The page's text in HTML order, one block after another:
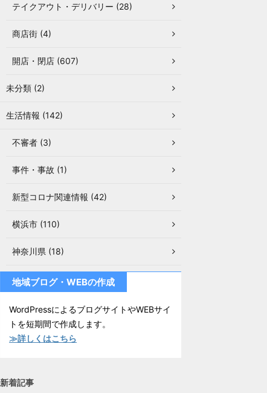
テイクアウト・デリバリー (28)
商店街 (4)
開店・閉店 (607)
未分類 (2)
生活情報 (142)
不審者 (3)
事件・事故 (1)
新型コロナ関連情報 (42)
横浜市 (110)
神奈川県 (18)
地域ブログ・WEBの作成
WordPressによるブログサイトやWEBサイ
トを短期間で作成します。
≫詳しくはこちら
新着記事